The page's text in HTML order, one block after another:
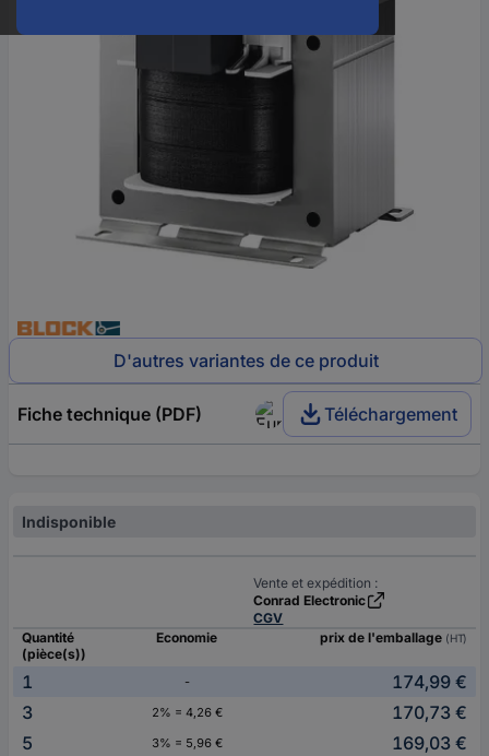
D'autres variantes de ce produit
Fiche technique (PDF) Téléchargement
Indisponible
Vente et expédition :
Conrad Electronic
CGV
Quantité
(pièce(s))
Economie prix de l'emballage (HT)
1 -
174,99 €
3
2% = 4,26 €
170,73 €
5
3% = 5,96 €
169,03 €